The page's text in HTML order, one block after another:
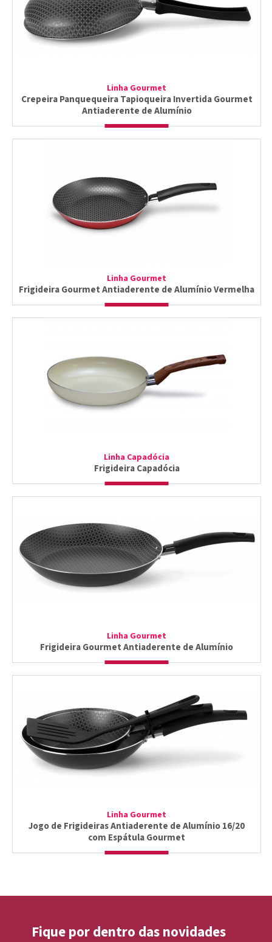
Linha Gourmet
Crepeira Panquequeira Tapioqueira Invertida Gourmet
Antiaderente de Alumínio
Linha Gourmet
Frigideira Gourmet Antiaderente de Alumínio Vermelha
Linha Capadócia
Frigideira Capadócia
Linha Gourmet
Frigideira Gourmet Antiaderente de Alumínio
Linha Gourmet
Jogo de Frigideiras Antiaderente de Alumínio 16/20
com Espátula Gourmet
Fique por dentro das novidades